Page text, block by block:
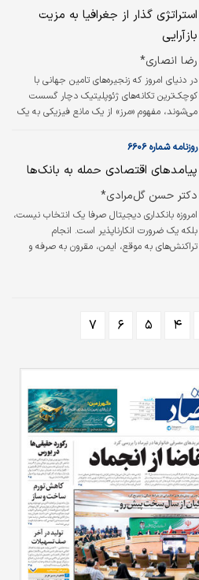
مهم تجارت و لجستیک منطقه تبدیل شود.
استراتژی گذار از جغرافیا به مزیت
بازآرایی
رضا انصاری*
در دنیای امروز که زنجیره‌های تامین جهانی با
کوچک‌ترین تکانه‌های ژئوپلیتیک دچار گسست
می‌شوند، مفهوم «مرز» از یک مانع فیزیکی به یک
اقتصاد ایران، جغرافیا دیگر تنها یک ویژگی ثابت
صورت مدیریت صحیح، می‌تواند به موتور محرک
رشد تبدیل شود. چالش اصلی ما این نیست که در
کجای نقشه جهان قرار داریم، بلکه این است که
چگونه می‌توانیم از «موقعیت مکانی» به «مزیت
رقابتی» در عرصه تجارت بین‌الملل دست یابیم.
این گذار، مستلزم بازنگری…
روزنامه شماره ۶۶۰۶
پیامدهای اقتصادی حمله به بانک‌ها
دکتر حسن گل‌مرادی*
امروزه بانکداری دیجیتال صرفا یک انتخاب نیست،
بلکه یک ضرورت انکار‌ناپذیر است. انجام
تراکنش‌های به موقع، ایمن، مقرون به صرفه و
دیجیتال، متاسفانه آسیب‌پذیری زیرساخت‌های
کشور، به یکی از نگرانی اصلی در حوزه اقتصادی و
بانکی تبدیل شده است.
۴ ۵ ۶ ۷